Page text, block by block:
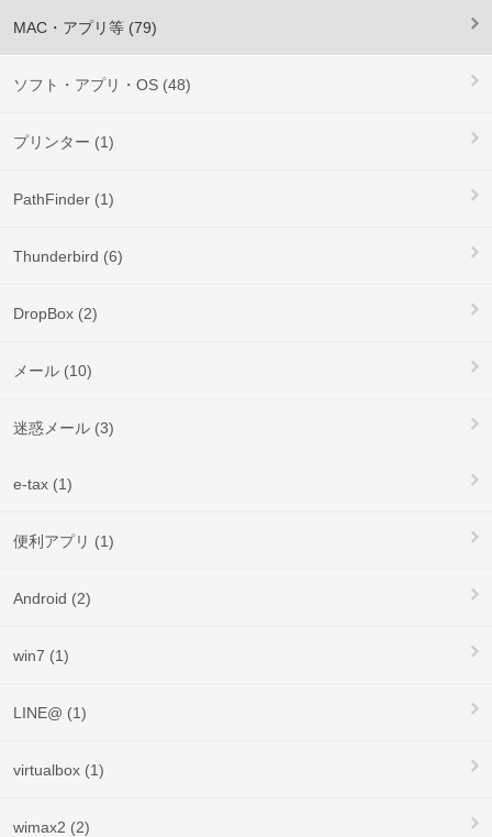
MAC・アプリ等 (79)
ソフト・アプリ・OS (48)
プリンター (1)
PathFinder (1)
Thunderbird (6)
DropBox (2)
メール (10)
迷惑メール (3)
e-tax (1)
便利アプリ (1)
Android (2)
win7 (1)
LINE@ (1)
virtualbox (1)
wimax2 (2)